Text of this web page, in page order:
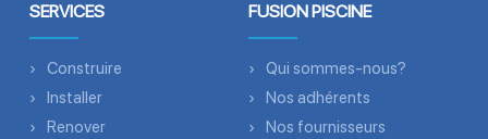
SERVICES
Construire
Installer
Renover
FUSION PISCINE
Qui sommes-nous?
Nos adhérents
Nos fournisseurs